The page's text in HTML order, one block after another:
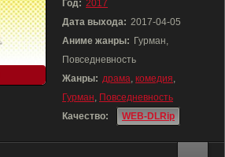
Год: 2017
Дата выхода: 2017-04-05
Аниме жанры: Гурман,
Повседневность
Жанры: драма, комедия,
Гурман, Повседневность
Качество:
WEB-DLRip